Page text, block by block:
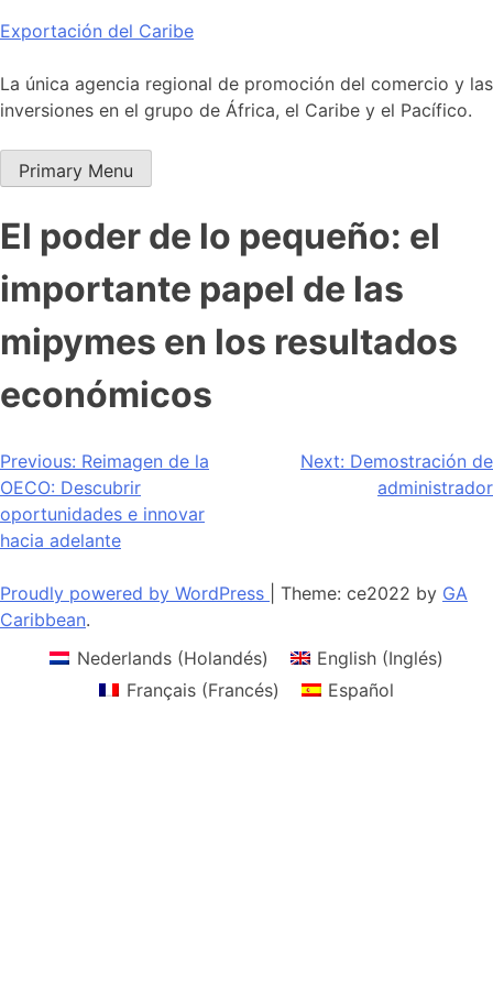
Skip
content
Exportación del Caribe
La única agencia regional de promoción del comercio y las
inversiones en el grupo de África, el Caribe y el Pacífico.
Primary Menu
El poder de lo pequeño: el
importante papel de las
mipymes en los resultados
económicos
Navegación
de
entradas
Previous: Reimagen de la
OECO: Descubrir
oportunidades e innovar
hacia adelante
Next: Demostración de
administrador
Proudly powered by WordPress Theme: ce2022 by GA
Caribbean.
Nederlands(Holandés) English(Inglés)
Français(Francés) Español